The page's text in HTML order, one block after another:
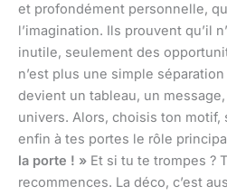
et profondément personnelle,
l’imagination. Ils prouvent qu’il
inutile, seulement des
n’est plus une simple
devient un tableau, un
univers. Alors, choisis ton motif,
enfin à tes portes le rôle
la porte ! » Et si tu te trompes ?
recommences. La déco, c’est